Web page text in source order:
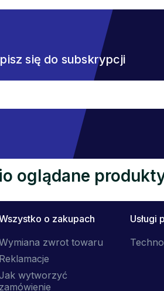
się do subskrypcji
oglądane
o zakupach
zwrot towaru
Reklamacje
wytworzyć
zamówienie
Usługi